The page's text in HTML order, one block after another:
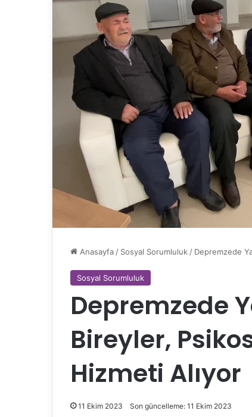
Anasayfa/ Sosyal Sorumluluk/ Depremzede
Sosyal Sorumluluk
Depremzede
Bireyler,
Hizmeti Alıyor
11 Ekim 2023 Son güncelleme: 11 Ekim 2023